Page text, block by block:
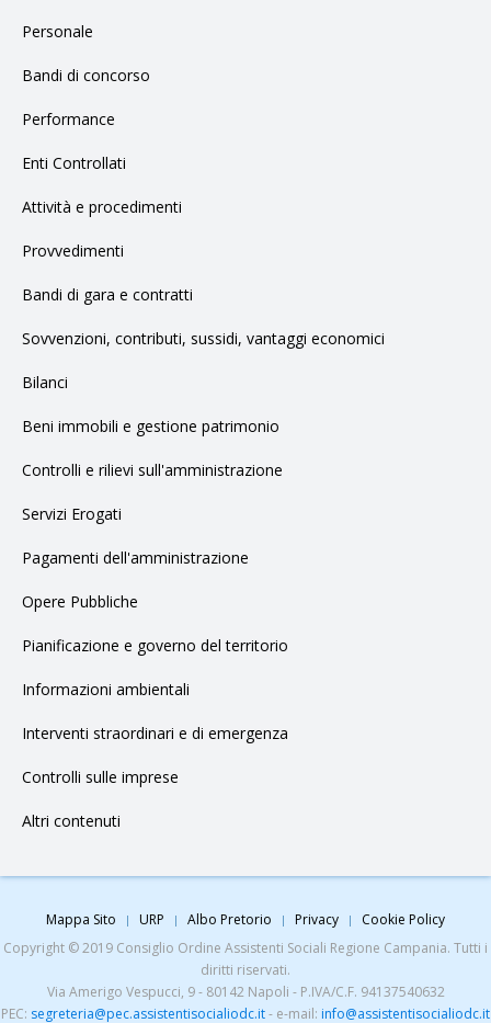
Personale
Bandi di concorso
Performance
Enti Controllati
Attività e procedimenti
Provvedimenti
Bandi di gara e contratti
Sovvenzioni, contributi, sussidi, vantaggi economici
Bilanci
Beni immobili e gestione patrimonio
Controlli e rilievi sull'amministrazione
Servizi Erogati
Pagamenti dell'amministrazione
Opere Pubbliche
Pianificazione e governo del territorio
Informazioni ambientali
Interventi straordinari e di emergenza
Controlli sulle imprese
Altri contenuti
Mappa Sito URP Albo Pretorio Privacy
Cookie Policy
Copyright © 2019 Consiglio Ordine Assistenti Sociali Regione Campania. Tutti i
diritti riservati.
Via Amerigo Vespucci, 9 - 80142 Napoli - P.IVA/C.F. 94137540632
PEC: segreteria@pec.assistentisocialiodc.it- e-mail: info@assistentisocialiodc.it